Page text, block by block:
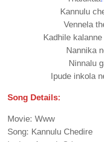
Kannulu
Vennela
Kadhile
Nannika
Ninnalu
Ipude inkola
Song Details:
Movie: Www
Song: Kannulu Chedire